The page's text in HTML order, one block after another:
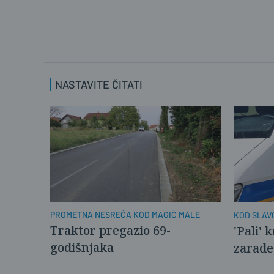
0 0
NASTAVITE ČITATI
PROMETNA NESREĆA KOD MAGIĆ MALE
Traktor pregazio 69-
godišnjaka
KOD
'Pali'